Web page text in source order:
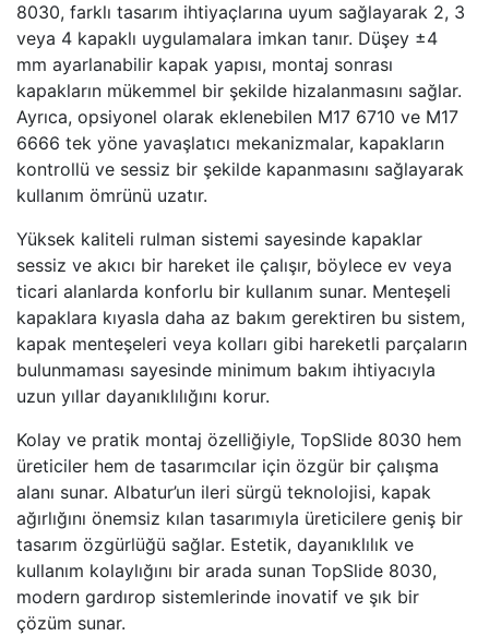
8030, farklı tasarım ihtiyaçlarına uyum sağlayarak 2, 3
veya 4 kapaklı uygulamalara imkan tanır. Düşey ±4
mm ayarlanabilir kapak yapısı, montaj sonrası
kapakların mükemmel bir şekilde hizalanmasını sağlar.
Ayrıca, opsiyonel olarak eklenebilen M17 6710 ve M17
6666 tek yöne yavaşlatıcı mekanizmalar, kapakların
kontrollü ve sessiz bir şekilde kapanmasını sağlayarak
kullanım ömrünü uzatır.
Yüksek kaliteli rulman sistemi sayesinde kapaklar
sessiz ve akıcı bir hareket ile çalışır, böylece ev veya
ticari alanlarda konforlu bir kullanım sunar. Menteşeli
kapaklara kıyasla daha az bakım gerektiren bu sistem,
kapak menteşeleri veya kolları gibi hareketli parçaların
bulunmaması sayesinde minimum bakım ihtiyacıyla
uzun yıllar dayanıklılığını korur.
Kolay ve pratik montaj özelliğiyle, TopSlide 8030 hem
üreticiler hem de tasarımcılar için özgür bir çalışma
alanı sunar. Albatur’un ileri sürgü teknolojisi, kapak
ağırlığını önemsiz kılan tasarımıyla üreticilere geniş bir
tasarım özgürlüğü sağlar. Estetik, dayanıklılık ve
kullanım kolaylığını bir arada sunan TopSlide 8030,
modern gardırop sistemlerinde inovatif ve şık bir
çözüm sunar.